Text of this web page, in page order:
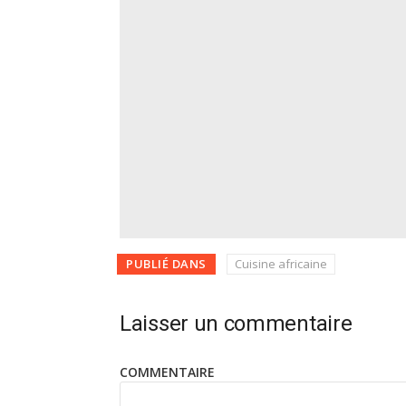
PUBLIÉ DANS Cuisine africaine
Laisser un commentaire